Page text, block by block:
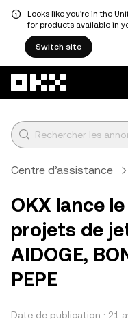
Looks like you're in the
for products available in
Switch site
Centre d’assistance
OKX lance
projets de
AIDOGE,
PEPE
Date de publication : 21